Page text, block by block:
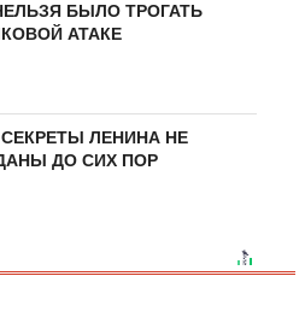
БЫЛО ТРОГАТЬ
АТАКЕ
ЛЕНИНА НЕ
ДО СИХ ПОР